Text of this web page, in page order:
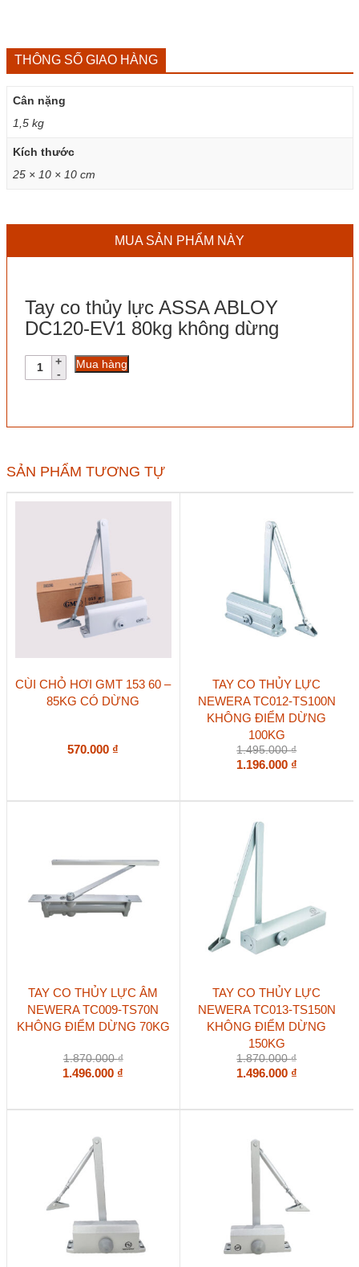
THÔNG SỐ GIAO HÀNG
Cân nặng
1,5 kg
Kích thước
25 × 10 × 10 cm
MUA SẢN PHẨM NÀY
Tay co thủy lực ASSA ABLOY
DC120-EV1 80kg không dừng
Tay
80kg
không
Mua hàng
SẢN PHẨM TƯƠNG TỰ
CÙI CHỎ HƠI GMT 153 60 –
85KG CÓ DỪNG
570.000 ₫
TAY CO THỦY LỰC
NEWERA TC012-TS100N
KHÔNG ĐIỂM DỪNG
100KG
1.495.000₫
1.196.000 ₫
TAY CO THỦY LỰC ÂM
NEWERA TC009-TS70N
KHÔNG ĐIỂM DỪNG 70KG
1.870.000₫
1.496.000 ₫
TAY CO THỦY LỰC
NEWERA TC013-TS150N
KHÔNG ĐIỂM DỪNG
150KG
1.870.000₫
1.496.000 ₫